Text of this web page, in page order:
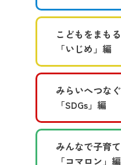
こどもをまもる
「いじめ」編
みらいへつなぐ
「SDGs」編
みんなで子育て
「コマロン」編